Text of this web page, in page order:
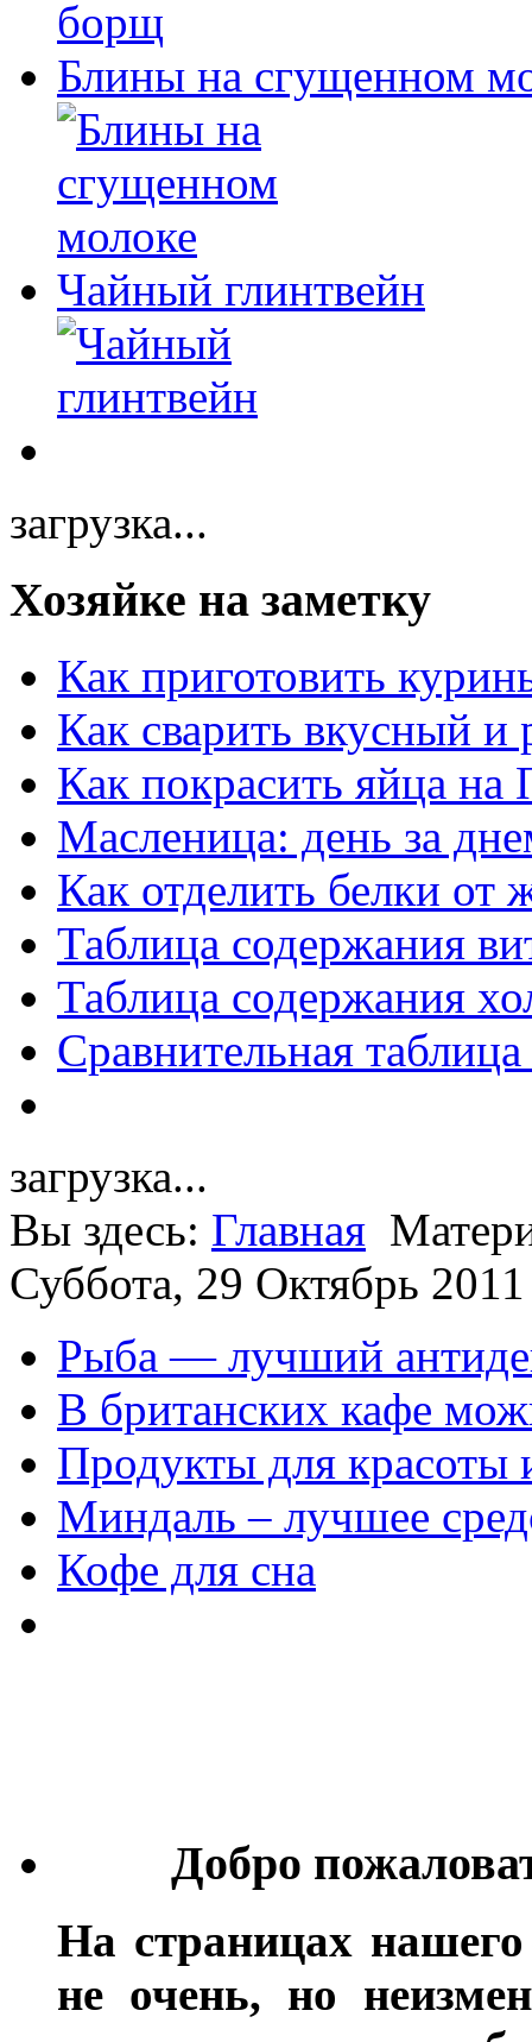
Блины на сгущенном
Чайный глинтвейн
загрузка...
Хозяйке на заметку
Как приготовить
Как сварить вкусный и
Как покрасить яйца на
Масленица: день за
Как отделить белки от
Таблица содержания
Таблица содержания
Сравнительная
загрузка...
Вы здесь: Главная
Суббота, 29 Октябрь 2011
Рыба — лучший
В британских кафе
Продукты для красоты
Миндаль – лучшее
Кофе для сна
Добро
На страницах
не очень, но